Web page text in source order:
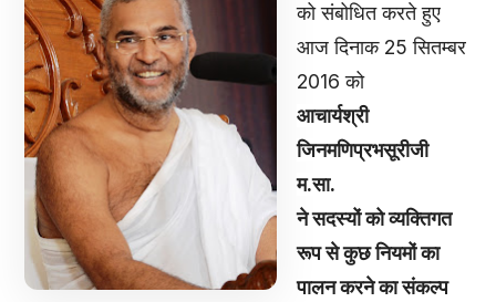
को संबोधित करते हुए
आज दिनाक 25 सितम्बर
2016 को
आचार्यश्री
जिनमणिप्रभसूरीजी
म.सा.
ने सदस्यों को व्यक्तिगत
रूप से कुछ नियमों का
पालन करने का संकल्प